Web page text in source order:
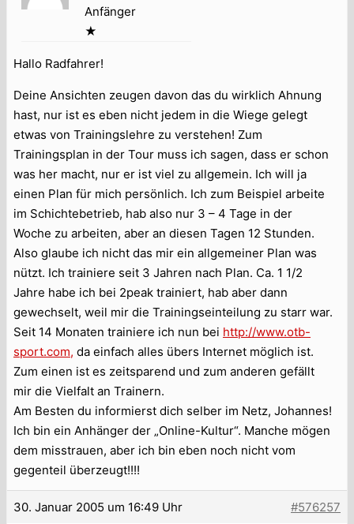
Anfänger
★
Hallo Radfahrer!
Deine Ansichten zeugen davon das du wirklich Ahnung
hast, nur ist es eben nicht jedem in die Wiege gelegt
etwas von Trainingslehre zu verstehen! Zum
Trainingsplan in der Tour muss ich sagen, dass er schon
was her macht, nur er ist viel zu allgemein. Ich will ja
einen Plan für mich persönlich. Ich zum Beispiel arbeite
im Schichtebetrieb, hab also nur 3 – 4 Tage in der
Woche zu arbeiten, aber an diesen Tagen 12 Stunden.
Also glaube ich nicht das mir ein allgemeiner Plan was
nützt. Ich trainiere seit 3 Jahren nach Plan. Ca. 1 1/2
Jahre habe ich bei 2peak trainiert, hab aber dann
gewechselt, weil mir die Trainingseinteilung zu starr war.
Seit 14 Monaten trainiere ich nun bei http://www.otb-
sport.com, da einfach alles übers Internet möglich ist.
Zum einen ist es zeitsparend und zum anderen gefällt
mir die Vielfalt an Trainern.
Am Besten du informierst dich selber im Netz, Johannes!
Ich bin ein Anhänger der „Online-Kultur“. Manche mögen
dem misstrauen, aber ich bin eben noch nicht vom
gegenteil überzeugt!!!!
30. Januar 2005 um 16:49 Uhr #576257